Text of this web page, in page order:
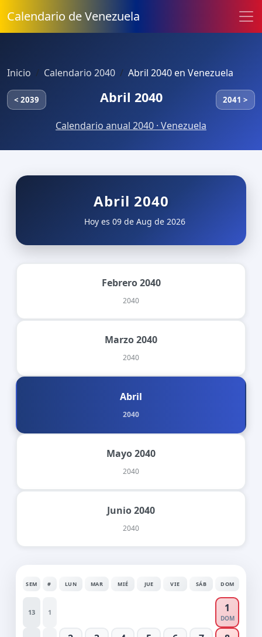
Calendario de Venezuela
Inicio Calendario 2040 Abril 2040 en Venezuela
< 2039 Abril 2040 2041 >
Calendario anual 2040 · Venezuela
Abril 2040
Hoy es 09 de Aug de 2026
Febrero 2040
2040
Marzo 2040
2040
Abril
2040
Mayo 2040
2040
Junio 2040
2040
SEM # LUN MAR MIÉ JUE VIE SÁB DOM
13 1 1
DOM